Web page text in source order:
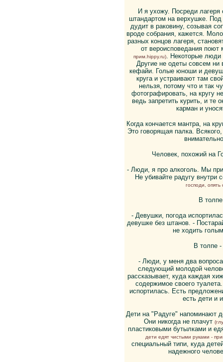
И я ухожу. Посреди лагеря
штандартом на верхушке.
дудит в раковину, созывая
вроде собрания, кажется.
разных концов лагеря,
от вероисповедания
прим.hippy.ru). Некоторые люди
Другие не одеты совсем ни
кефайи. Голые юноши и
круга и устраивают там
нельзя, потому что и так
фотографировать, на кругу
ведь запретить курить, и те
карман и
Когда кончается мантра, на
Это говорящая палка.
Человек, похожий на
- Люди, я про алкоголь. Мы
Не убивайте радугу
господи, опять
В
- Девушки, погода
девушке без штанов. -
не ходить
В толпе
- Люди, у меня два
следующий молодой
рассказывает, куда каждая
содержимое своего
испортилась. Есть
есть дети и
Дети на "Радуге" напоминают
Они никогда не плачут
пластиковыми бутылками и
дети едят чистыми руками -
специальный типи, куда
надежного